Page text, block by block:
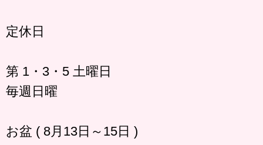
定休日
第 1・3・5 土曜日
毎週日曜
お盆 ( 8月13日～15日 )